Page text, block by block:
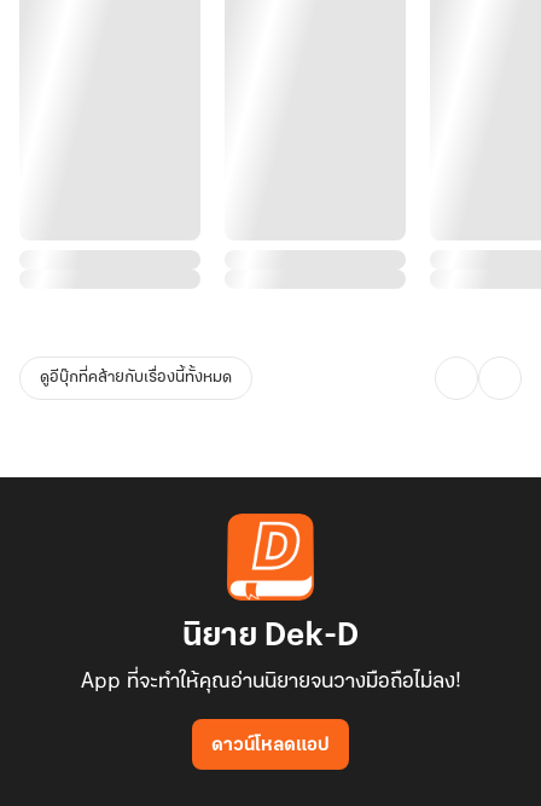
ดูอีบุ๊กที่คล้ายกับเรื่องนี้ทั้งหมด
นิยาย Dek-D
App ที่จะทำให้คุณอ่านนิยายจนวางมือถือไม่ลง!
ดาวน์โหลดแอป